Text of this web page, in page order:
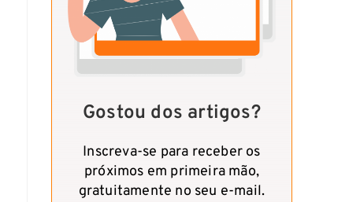
Gostou dos artigos?
Inscreva-se para receber os
próximos em primeira mão,
gratuitamente no seu e-mail.